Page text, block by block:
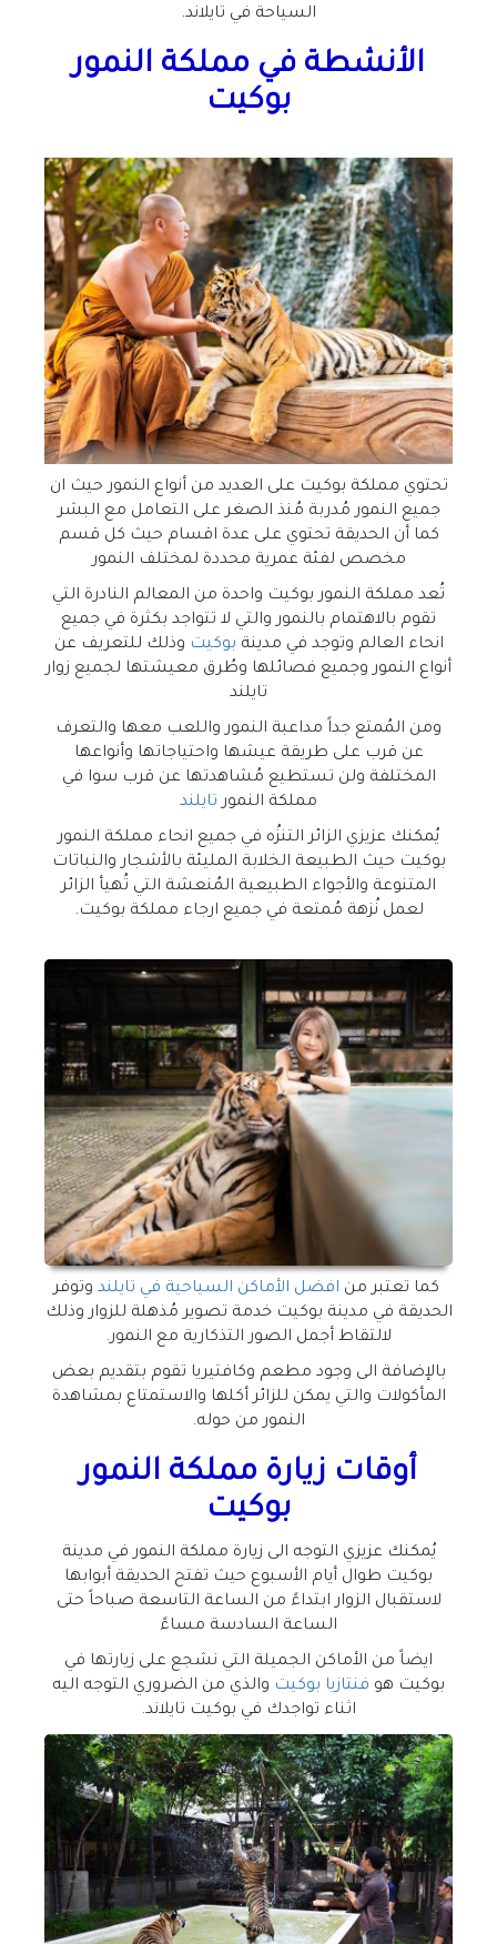
السياحة في تايلاند.
الأنشطة في مملكة النمور
بوكيت
تحتوي مملكة بوكيت على العديد من أنواع النمور حيث ان
جميع النمور مُدربة مُنذ الصغر على التعامل مع البشر
كما أن الحديقة تحتوي على عدة اقسام حيث كل قسم
مخصص لفئة عمرية محددة لمختلف النمور
تُعد مملكة النمور بوكيت واحدة من المعالم النادرة التي
تقوم بالاهتمام بالنمور والتي لا تتواجد بكثرة في جميع
انحاء العالم وتوجد في مدينة بوكيت وذلك للتعريف عن
أنواع النمور وجميع فصائلها وطُرق معيشتها لجميع زوار
تايلند
ومن المُمتع جداً مداعبة النمور واللعب معها والتعرف
عن قرب على طريقة عيشها واحتياجاتها وأنواعها
المختلفة ولن تستطيع مُشاهدتها عن قرب سوا في
مملكة النمور تايلند
يُمكنك عزيزي الزائر التنزُه في جميع انحاء مملكة النمور
بوكيت حيث الطبيعة الخلابة المليئة بالأشجار والنباتات
المتنوعة والأجواء الطبيعية المُنعشة التي تُهيأ الزائر
لعمل نُزهة مُمتعة في جميع ارجاء مملكة بوكيت.
كما تعتبر من افضل الأماكن السياحية في تايلند وتوفر
الحديقة في مدينة بوكيت خدمة تصوير مُذهلة للزوار وذلك
لالتقاط أجمل الصور التذكارية مع النمور.
بالإضافة الى وجود مطعم وكافتيريا تقوم بتقديم بعض
المأكولات والتي يمكن للزائر أكلها والاستمتاع بمشاهدة
النمور من حوله.
أوقات زيارة مملكة النمور
بوكيت
يُمكنك عزيزي التوجه الى زيارة مملكة النمور في مدينة
بوكيت طوال أيام الأسبوع حيث تفتح الحديقة أبوابها
لاستقبال الزوار ابتداءً من الساعة التاسعة صباحاً حتى
الساعة السادسة مساءً
ايضاً من الأماكن الجميلة التي نشجع على زيارتها في
بوكيت هو فنتازيا بوكيت والذي من الضروري التوجه اليه
اثناء تواجدك في بوكيت تايلاند.